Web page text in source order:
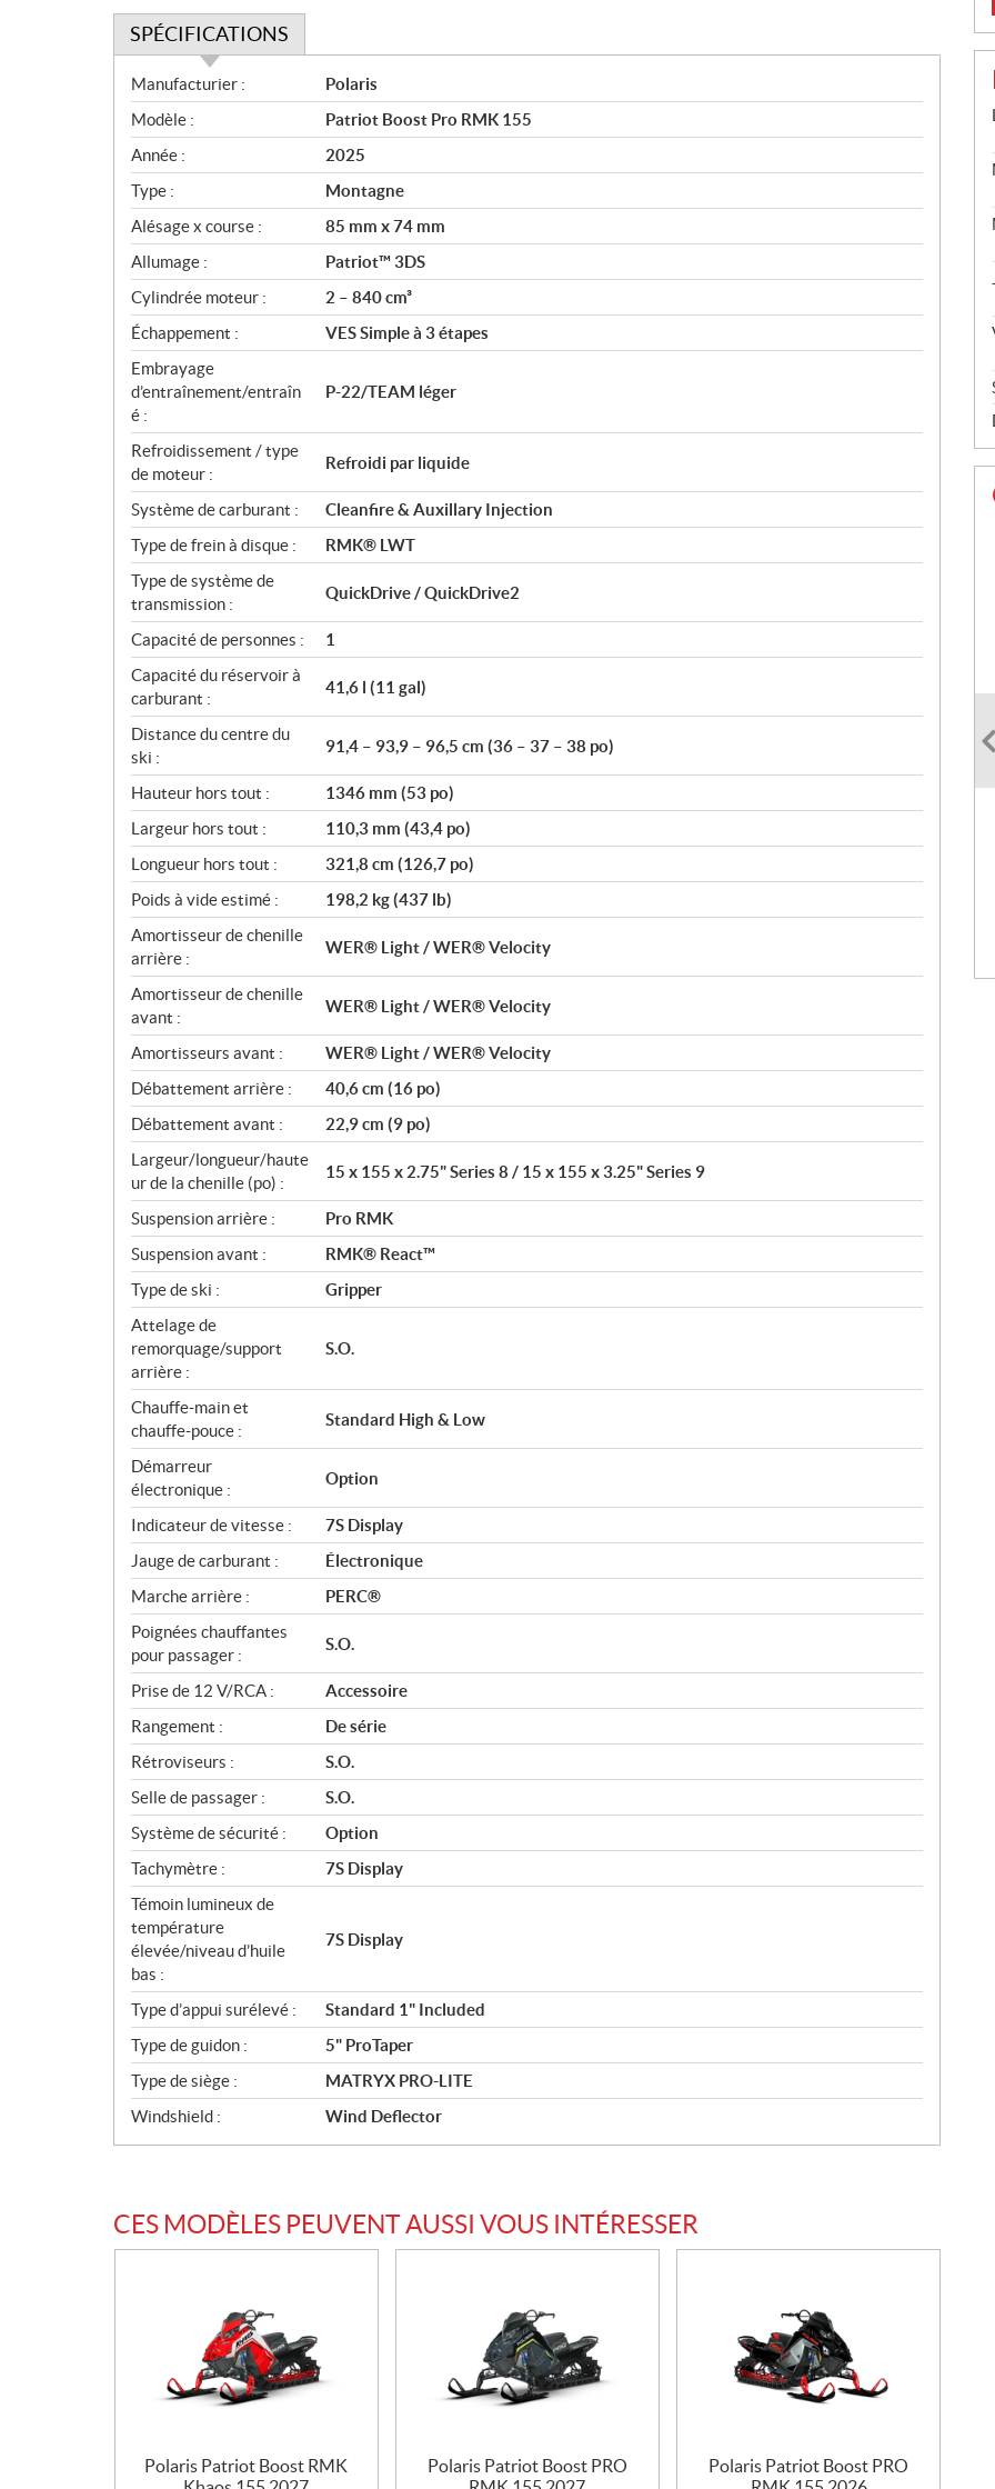
SPÉCIFICATIONS
S
p
é
c
i
f
i
c
a
t
i
o
n
s
Manufacturier :
Polaris
Modèle :
Patriot Boost Pro RMK 155
Année :
2025
Type :
Montagne
Alésage x course :
85 mm x 74 mm
Allumage :
Patriot™ 3DS
Cylindrée moteur :
2 – 840 cm³
Échappement :
VES Simple à 3 étapes
Embrayage
d’entraînement/entraîn
é :
P-22/TEAM léger
Refroidissement / type
de moteur :
Refroidi par liquide
Système de carburant :
Cleanfire & Auxillary Injection
Type de frein à disque :
RMK® LWT
Type de système de
transmission :
QuickDrive / QuickDrive2
Capacité de personnes :
1
Capacité du réservoir à
carburant :
41,6 l (11 gal)
Distance du centre du
ski :
91,4 – 93,9 – 96,5 cm (36 – 37 – 38 po)
Hauteur hors tout :
1346 mm (53 po)
Largeur hors tout :
110,3 mm (43,4 po)
Longueur hors tout :
321,8 cm (126,7 po)
Poids à vide estimé :
198,2 kg (437 lb)
Amortisseur de chenille
arrière :
WER® Light / WER® Velocity
Amortisseur de chenille
avant :
WER® Light / WER® Velocity
Amortisseurs avant :
WER® Light / WER® Velocity
Débattement arrière :
40,6 cm (16 po)
Débattement avant :
22,9 cm (9 po)
Largeur/longueur/haute
ur de la chenille (po) :
15 x 155 x 2.75" Series 8 / 15 x 155 x 3.25" Series 9
Suspension arrière :
Pro RMK
Suspension avant :
RMK® React™
Type de ski :
Gripper
Attelage de
remorquage/support
arrière :
S.O.
Chauffe-main et
chauffe-pouce :
Standard High & Low
Démarreur
électronique :
Option
Indicateur de vitesse :
7S Display
Jauge de carburant :
Électronique
Marche arrière :
PERC®
Poignées chauffantes
pour passager :
S.O.
Prise de 12 V/RCA :
Accessoire
Rangement :
De série
Rétroviseurs :
S.O.
Selle de passager :
S.O.
Système de sécurité :
Option
Tachymètre :
7S Display
Témoin lumineux de
température
élevée/niveau d’huile
bas :
7S Display
Type d’appui surélevé :
Standard 1" Included
Type de guidon :
5" ProTaper
Type de siège :
MATRYX PRO-LITE
Windshield :
Wind Deflector
CES MODÈLES PEUVENT AUSSI VOUS INTÉRESSER
Polaris Patriot Boost RMK
Polaris Patriot Boost PRO
Polaris Patriot Boost PRO